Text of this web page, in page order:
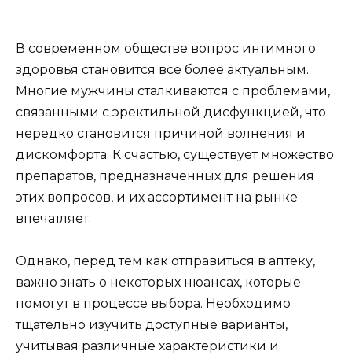
В современном обществе вопрос интимного
здоровья становится все более актуальным.
Многие мужчины сталкиваются с проблемами,
связанными с эректильной дисфункцией, что
нередко становится причиной волнения и
дискомфорта. К счастью, существует множество
препаратов, предназначенных для решения
этих вопросов, и их ассортимент на рынке
впечатляет.
Однако, перед тем как отправиться в аптеку,
важно знать о некоторых нюансах, которые
помогут в процессе выбора. Необходимо
тщательно изучить доступные варианты,
учитывая различные характеристики и